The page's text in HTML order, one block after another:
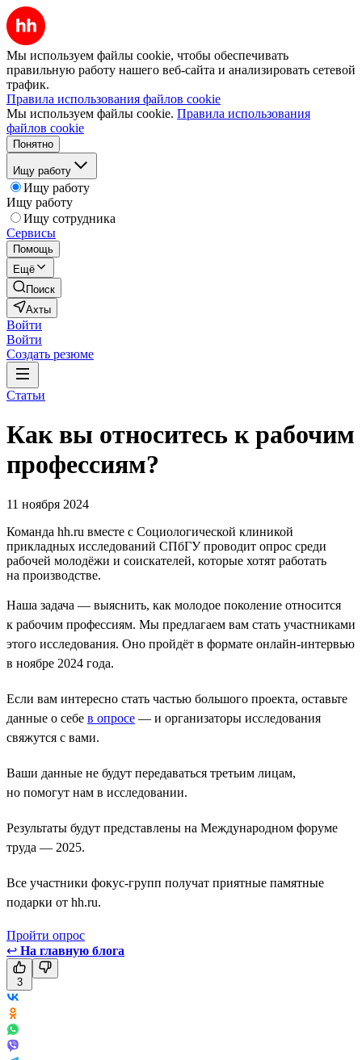
Мы используем файлы cookie, чтобы обеспечивать
правильную работу нашего веб-сайта и анализировать сетевой
трафик.
Правила использования файлов cookie
Мы используем файлы cookie. Правила использования
файлов cookie
Понятно
Ищу работу
Ищу работу
Ищу работу
Ищу сотрудника
Сервисы
Помощь
Ещё
Поиск
Ахты
Войти
Войти
Создать резюме
Статьи
Как вы относитесь к рабочим
профессиям?
11 ноября 2024
Команда hh.ru вместе с Социологической клиникой
прикладных исследований СПбГУ проводит опрос среди
рабочей молодёжи и соискателей, которые хотят работать
на производстве.
Наша задача — выяснить, как молодое поколение относится
к рабочим профессиям. Мы предлагаем вам стать участниками
этого исследования. Оно пройдёт в формате онлайн-интервью
в ноябре 2024 года.
Если вам интересно стать частью большого проекта, оставьте
данные о себе в опросе — и организаторы исследования
свяжутся с вами.
Ваши данные не будут передаваться третьим лицам,
но помогут нам в исследовании.
Результаты будут представлены на Международном форуме
труда — 2025.
Все участники фокус-групп получат приятные памятные
подарки от hh.ru.
Пройти опрос
↩ На главную блога
3